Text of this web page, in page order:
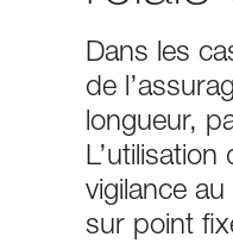
Dans les
de
longueur,
vigilance
sur point